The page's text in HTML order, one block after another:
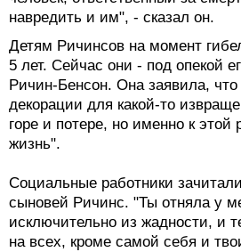
навредить и им", - сказал он.
Детям Ричинсов на момент
5 лет. Сейчас они - под опекой
Ричин-Бенсон. Она заявила,
декорации для какой-то
горе и потере, но именно к этой
жизнь".
Социальные работники
сыновей Ричинс. "Ты отняла у
исключительно из жадности, и
на всех, кроме самой себя и